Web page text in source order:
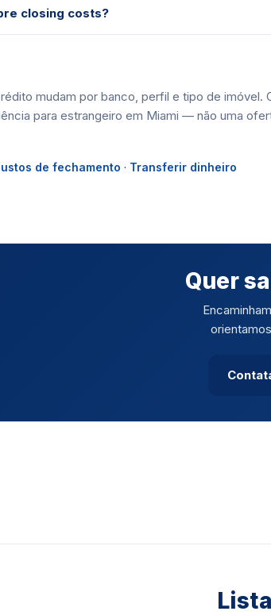
closing costs?
mudam por banco, perfil e tipo de imóvel.
para estrangeiro em Miami — não uma
de fechamento · Transferir dinheiro
Quer